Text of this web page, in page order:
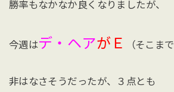
勝率もなかなか良くなりましたが、
今週はデ・ヘアがＥ （そこまで
非はなさそうだったが、３点とも